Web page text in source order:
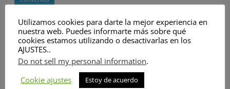
Convenio Caja Rural
marzo 17, 2023 directiva
Convenio Caja Rural de Jaén Durante el día de hoy se ha
firmado por otro año más el convenio de
Utilizamos cookies para darte la mejor experiencia en
nuestra web. Puedes informarte más sobre qué
cookies estamos utilizando o desactivarlas en los
AJUSTES..
Do not sell my personal information.
Cookie ajustes
Estoy de acuerdo